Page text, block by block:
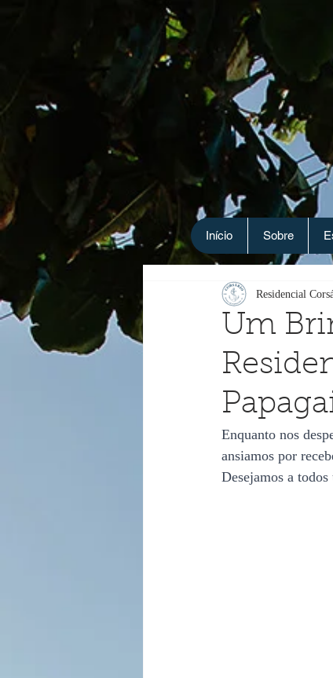
Início Sobre
Um
Residencial
Enquanto nos
ansiamos por
Desejamos a